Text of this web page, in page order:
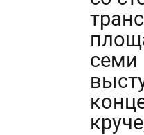
семи